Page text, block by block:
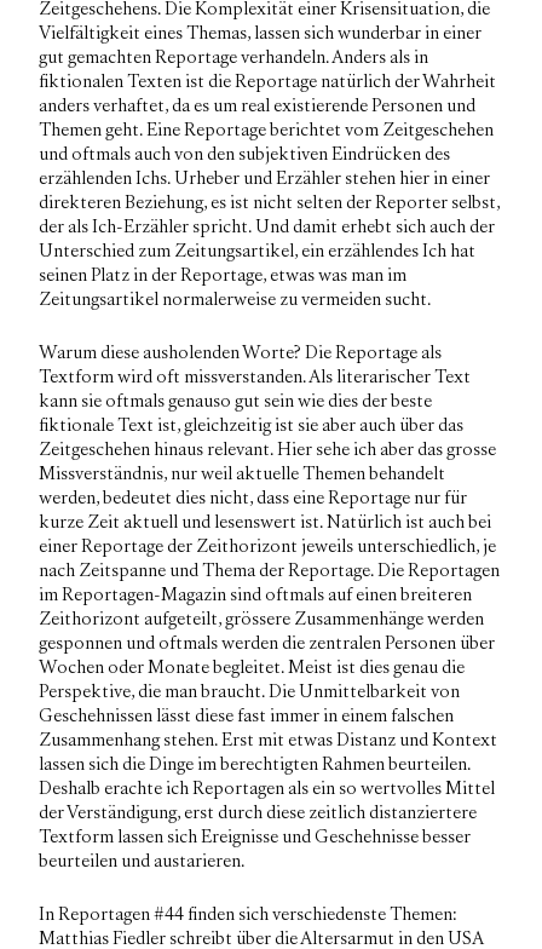
Zeitgeschehens. Die Komplexität einer Krisensituation, die
Vielfältigkeit eines Themas, lassen sich wunderbar in einer
gut gemachten Reportage verhandeln. Anders als in
fiktionalen Texten ist die Reportage natürlich der Wahrheit
anders verhaftet, da es um real existierende Personen und
Themen geht. Eine Reportage berichtet vom Zeitgeschehen
und oftmals auch von den subjektiven Eindrücken des
erzählenden Ichs. Urheber und Erzähler stehen hier in einer
direkteren Beziehung, es ist nicht selten der Reporter selbst,
der als Ich-Erzähler spricht. Und damit erhebt sich auch der
Unterschied zum Zeitungsartikel, ein erzählendes Ich hat
seinen Platz in der Reportage, etwas was man im
Zeitungsartikel normalerweise zu vermeiden sucht.
Warum diese ausholenden Worte? Die Reportage als
Textform wird oft missverstanden. Als literarischer Text
kann sie oftmals genauso gut sein wie dies der beste
fiktionale Text ist, gleichzeitig ist sie aber auch über das
Zeitgeschehen hinaus relevant. Hier sehe ich aber das grosse
Missverständnis, nur weil aktuelle Themen behandelt
werden, bedeutet dies nicht, dass eine Reportage nur für
kurze Zeit aktuell und lesenswert ist. Natürlich ist auch bei
einer Reportage der Zeithorizont jeweils unterschiedlich, je
nach Zeitspanne und Thema der Reportage. Die Reportagen
im Reportagen-Magazin sind oftmals auf einen breiteren
Zeithorizont aufgeteilt, grössere Zusammenhänge werden
gesponnen und oftmals werden die zentralen Personen über
Wochen oder Monate begleitet. Meist ist dies genau die
Perspektive, die man braucht. Die Unmittelbarkeit von
Geschehnissen lässt diese fast immer in einem falschen
Zusammenhang stehen. Erst mit etwas Distanz und Kontext
lassen sich die Dinge im berechtigten Rahmen beurteilen.
Deshalb erachte ich Reportagen als ein so wertvolles Mittel
der Verständigung, erst durch diese zeitlich distanziertere
Textform lassen sich Ereignisse und Geschehnisse besser
beurteilen und austarieren.
In Reportagen #44 finden sich verschiedenste Themen:
Matthias Fiedler schreibt über die Altersarmut in den USA